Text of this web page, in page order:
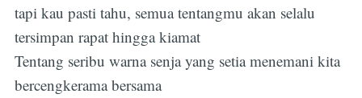
tapi kau pasti tahu, semua tentangmu akan selalu
tersimpan rapat hingga kiamat
Tentang seribu warna senja yang setia menemani kita
bercengkerama bersama